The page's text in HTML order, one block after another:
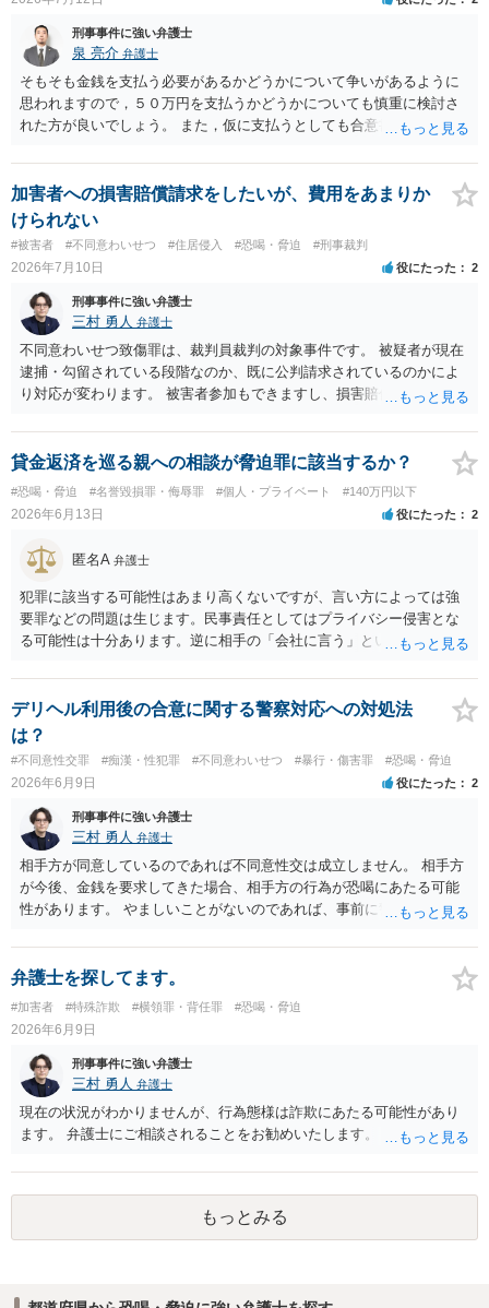
刑事事件に強い弁護士
泉 亮介 弁護士
そもそも金銭を支払う必要があるかどうかについて争いがあるように
思われますので，５０万円を支払うかどうかについても慎重に検討さ
れた方が良いでしょう。 また，仮に支払うとしても合意書を交わし，
面を作成したうえで支払いをする必要があるでしょう。 一度弁護士に
相談をされた方が良いかと思われます。
加害者への損害賠償請求をしたいが、費用をあまりか
けられない
#被害者 #不同意わいせつ #住居侵入 #恐喝・脅迫 #刑事裁判
2026年7月10日 役にたった 2
刑事事件に強い弁護士
三村 勇人 弁護士
不同意わいせつ致傷罪は、裁判員裁判の対象事件です。 被疑者が現在
逮捕・勾留されている段階なのか、既に公判請求されているのかによ
り対応が変わります。 被害者参加もできますし、損害賠償命令制度も
第三者を保証人とする内容で債務名義を取得できるの、まずは刑事和
解を検討します。 弁護士に依頼せず、ご自身で手続きを進めることは
できますが、経験上うまくいった例をみたことがありません。 弁護士
へご相談されることをお勧めはいたします。 ※余談ですが、被害者通
知を依頼すると現在の検察庁での捜査進行や公判期日を知ることがで
きますので、送致後であれば検察庁に電話してみてください。
貸金返済を巡る親への相談が脅迫罪に該当するか？
#恐喝・脅迫 #名誉毀損罪・侮辱罪 #個人・プライベート #140万円以下
2026年6月13日 役にたった 2
匿名A 弁護士
犯罪に該当する可能性はあまり高くないですが、言い方によっては強
要罪などの問題は生じます。民事責任としてはプライバシー侵害とな
る可能性は十分あります。逆に相手の「会社に言う」という発言は脅
（双方の主張ともに取り合わない）でしょう。 返済がなされないので
あれば訴訟や支払督促など法的措置を取るべきというのが法律相談と
しての模範解答となります。「親に言う」という行為が犯罪に該当し
ないとしても、本件のように余計なトラブルを招き、相手が反発して
任意の返済が期待できなくなり、事情によっては不法行為を主張され
て事実上相殺（減額）となってしまうリスクもあり、何の得にもなり
ません。
デリヘル利用後の合意に関する警察対応への対処法
は？
#不同意性交罪 #痴漢・性犯罪 #不同意わいせつ #暴行・傷害罪 #恐喝・脅迫
2026年6月9日 役にたった 2
刑事事件に強い弁護士
三村 勇人 弁護士
相手方が同意しているのであれば不同意性交は成立しません。 相手方
が今後、金銭を要求してきた場合、相手方の行為が恐喝にあたる可能
性があります。 やましいことがないのであれば、事前に警察に相談す
弁護士を探してます。
#加害者 #特殊詐欺 #横領罪・背任罪 #恐喝・脅迫
2026年6月9日
刑事事件に強い弁護士
三村 勇人 弁護士
現在の状況がわかりませんが、行為態様は詐欺にあたる可能性があり
ます。 弁護士にご相談されることをお勧めいたします。
もっとみる